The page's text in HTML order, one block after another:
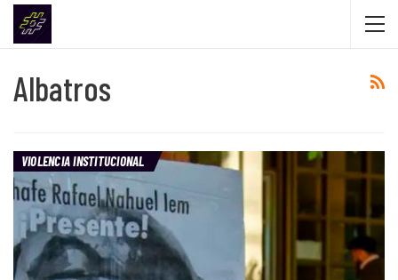
Albatros
VIOLENCIA INSTITUCIONAL